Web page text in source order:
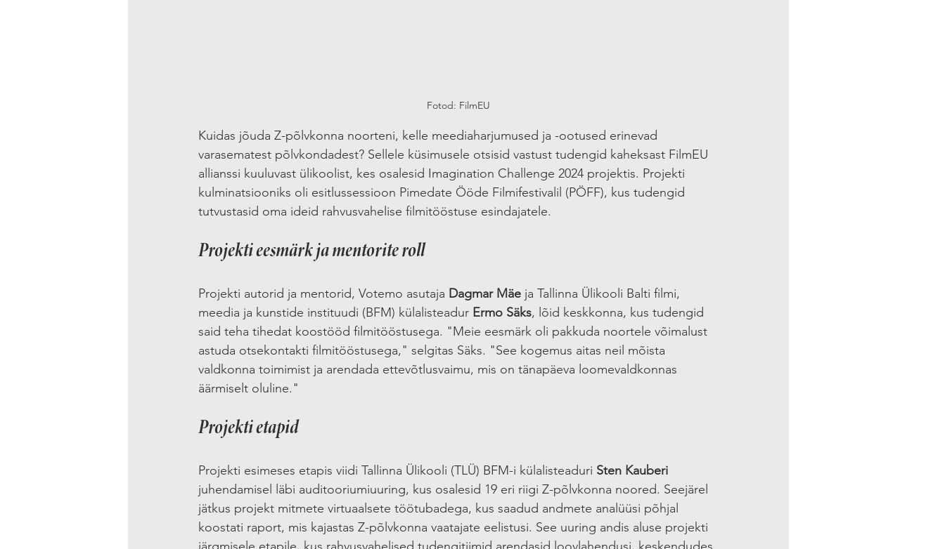
Fotod: FilmEU
Kuidas jõuda Z-põlvkonna noorteni, kelle meediaharjumused ja -ootused erinevad
varasematest põlvkondadest? Sellele küsimusele otsisid vastust tudengid kaheksast FilmEU
allianssi kuuluvast ülikoolist, kes osalesid Imagination Challenge 2024 projektis. Projekti
kulminatsiooniks oli esitlussessioon Pimedate Ööde Filmifestivalil (PÖFF), kus tudengid
tutvustasid oma ideid rahvusvahelise filmitööstuse esindajatele.
Projekti eesmärk ja mentorite roll
Projekti autorid ja mentorid, Votemo asutaja Dagmar Mäe ja Tallinna Ülikooli Balti filmi,
meedia ja kunstide instituudi (BFM) külalisteadur Ermo Säks, lõid keskkonna, kus tudengid
said teha tihedat koostööd filmitööstusega. "Meie eesmärk oli pakkuda noortele võimalust
astuda otsekontakti filmitööstusega," selgitas Säks. "See kogemus aitas neil mõista
valdkonna toimimist ja arendada ettevõtlusvaimu, mis on tänapäeva loomevaldkonnas
äärmiselt oluline."
Projekti etapid
Projekti esimeses etapis viidi Tallinna Ülikooli (TLÜ) BFM-i külalisteaduri Sten Kauberi
juhendamisel läbi auditooriumiuuring, kus osalesid 19 eri riigi Z-põlvkonna noored. Seejärel
jätkus projekt mitmete virtuaalsete töötubadega, kus saadud andmete analüüsi põhjal
koostati raport, mis kajastas Z-põlvkonna vaatajate eelistusi. See uuring andis aluse projekti